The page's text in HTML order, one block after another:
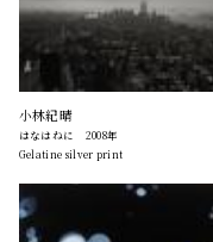
小林紀晴
はなはねに 2008年
Gelatine silver print